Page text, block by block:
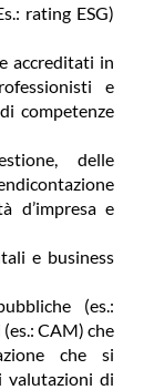
rating ESG)
accreditati in
e
competenze
delle
d’impresa e
e business
(es.:
CAM) che
che si
valutazioni di